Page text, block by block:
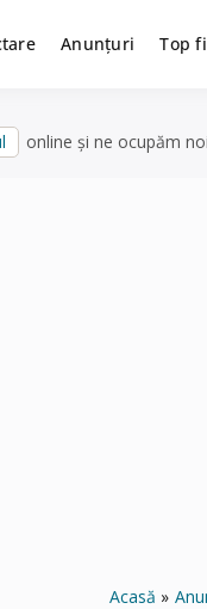
Anunțuri Top
online și ne ocupăm
Acasă